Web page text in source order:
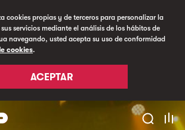
cookies propias y de terceros para personalizar la
servicios mediante el análisis de los hábitos de
navegando, usted acepta su uso de conformidad
cookies.
ACEPTAR